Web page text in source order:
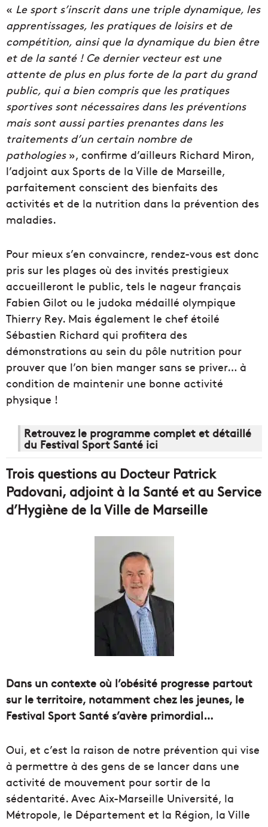
« Le sport s’inscrit dans une triple dynamique, les
apprentissages, les pratiques de loisirs et de
compétition, ainsi que la dynamique du bien être
et de la santé ! Ce dernier vecteur est une
attente de plus en plus forte de la part du grand
public, qui a bien compris que les pratiques
sportives sont nécessaires dans les préventions
mais sont aussi parties prenantes dans les
traitements d’un certain nombre de
pathologies», confirme d’ailleurs Richard Miron,
l’adjoint aux Sports de la Ville de Marseille,
parfaitement conscient des bienfaits des
activités et de la nutrition dans la prévention des
maladies.
Pour mieux s’en convaincre, rendez-vous est donc
pris sur les plages où des invités prestigieux
accueilleront le public, tels le nageur français
Fabien Gilot ou le judoka médaillé olympique
Thierry Rey. Mais également le chef étoilé
Sébastien Richard qui profitera des
démonstrations au sein du pôle nutrition pour
prouver que l’on bien manger sans se priver… à
condition de maintenir une bonne activité
physique !
Retrouvez le programme complet et détaillé
du Festival Sport Santé ici
Trois questions au Docteur Patrick
Padovani, adjoint à la Santé et au Service
d’Hygiène de la Ville de Marseille
Dans un contexte où l’obésité progresse partout
sur le territoire, notamment chez les jeunes, le
Festival Sport Santé s’avère primordial…
Oui, et c’est la raison de notre prévention qui vise
à permettre à des gens de se lancer dans une
activité de mouvement pour sortir de la
sédentarité. Avec Aix-Marseille Université, la
Métropole, le Département et la Région, la Ville